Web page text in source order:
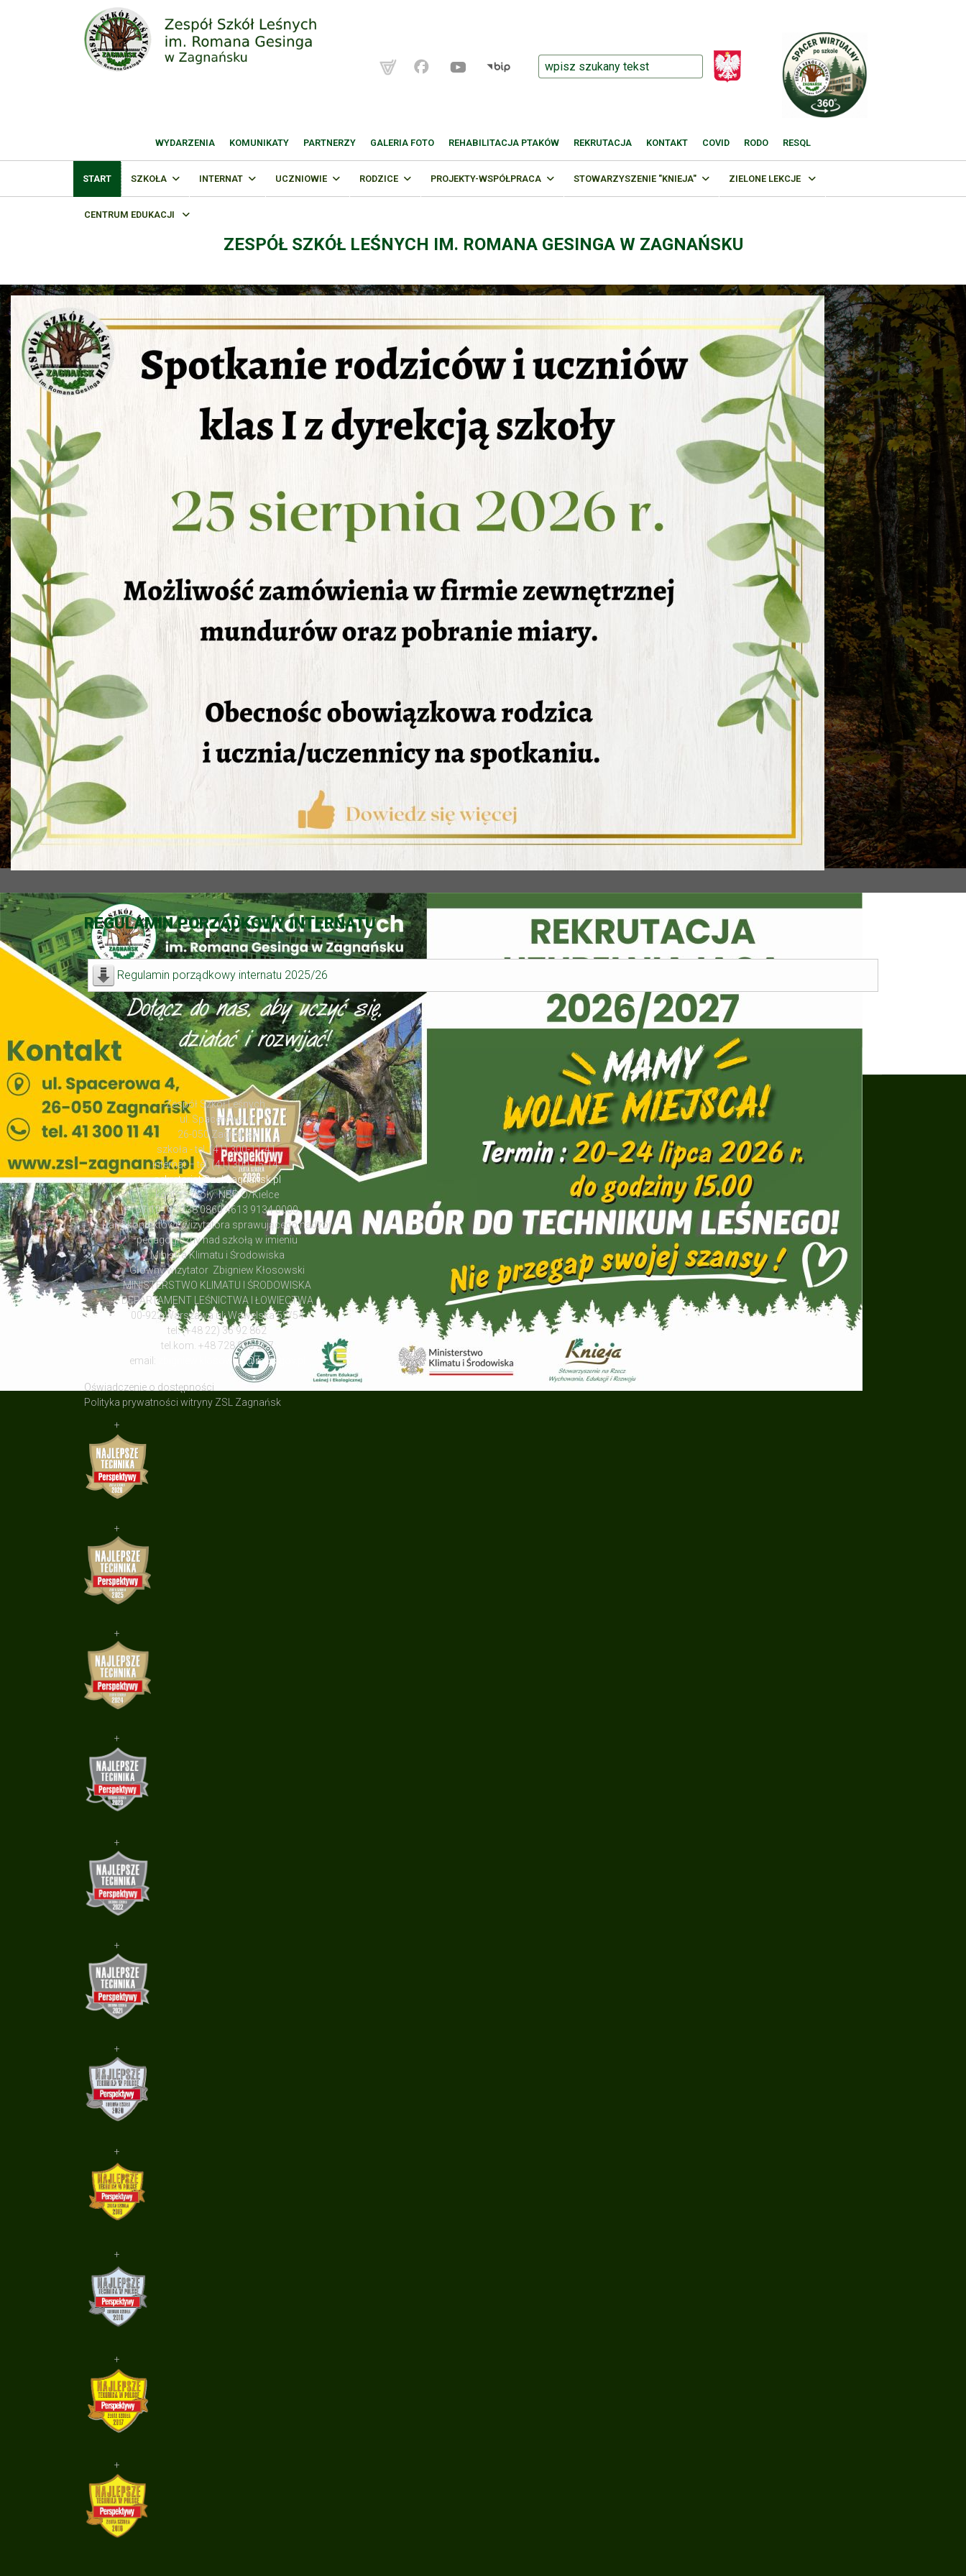
WYDARZENIA KOMUNIKATY PARTNERZY GALERIA FOTO REHABILITACJA PTAKÓW REKRUTACJA KONTAKT COVID RODO RESQL
START SZKOŁA INTERNAT UCZNIOWIE RODZICE PROJEKTY-WSPÓŁPRACA STOWARZYSZENIE "KNIEJA" ZIELONE LEKCJE
CENTRUM EDUKACJI
ZESPÓŁ SZKÓŁ LEŚNYCH IM. ROMANA GESINGA W ZAGNAŃSKU
REGULAMIN PORZĄDKOWY INTERNATU
Regulamin porządkowy internatu 2025/26
Zespół Szkół Leśnych,
ul. Spacerowa 4,
26-050 Zagnańsk
szkoła - tel. (41) 300-11-41,
internat – tel. (41) 300-15-14,
sekretariat@zsl-zagnansk.pl
konto szkoły: NBP O/Kielce
51 1010 1238 0860 4613 9134 0000
Dane kontaktowe wizytatora sprawującego nadzór
pedagogiczny nad szkołą w imieniu
Ministra Klimatu i Środowiska
Główny wizytator Zbigniew Kłosowski
MINISTERSTWO KLIMATU I ŚRODOWISKA
DEPARTAMENT LEŚNICTWA I ŁOWIECTWA
00-922 Warszawa ul: Wawelska 52/54
tel. (+48 22) 36 92 862
tel.kom. +48 728 935 267
email:
zbigniew.klosowski@mos.gov.pl
Oświadczenie o dostępności
Polityka prywatności witryny ZSL Zagnańsk
+
+
+
+
+
+
+
+
+
+
+